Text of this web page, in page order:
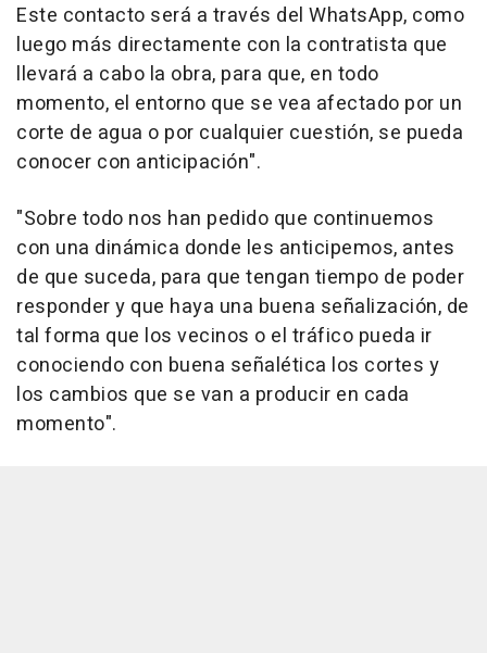
Este contacto será a través del WhatsApp, como
luego más directamente con la contratista que
llevará a cabo la obra, para que, en todo
momento, el entorno que se vea afectado por un
corte de agua o por cualquier cuestión, se pueda
conocer con anticipación".
"Sobre todo nos han pedido que continuemos
con una dinámica donde les anticipemos, antes
de que suceda, para que tengan tiempo de poder
responder y que haya una buena señalización, de
tal forma que los vecinos o el tráfico pueda ir
conociendo con buena señalética los cortes y
los cambios que se van a producir en cada
momento".